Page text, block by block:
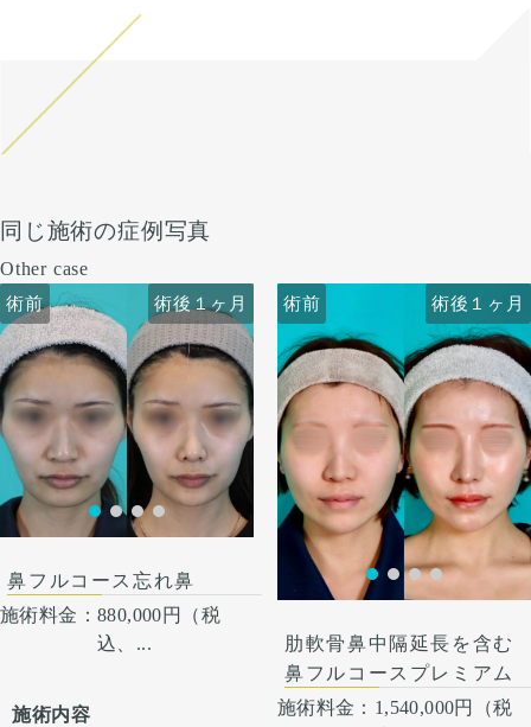
同じ施術の症例写真
Other case
術前 術後１ヶ月 術前 術後１ヶ月
鼻フルコース忘れ鼻
施術料金： 880,000円（税
込、...
施術内容
術前
術後１ヶ月
術前 術後１ヶ月
肋軟骨鼻中隔延長を含む
鼻フルコースプレミアム
施術料金： 1,540,000円（税